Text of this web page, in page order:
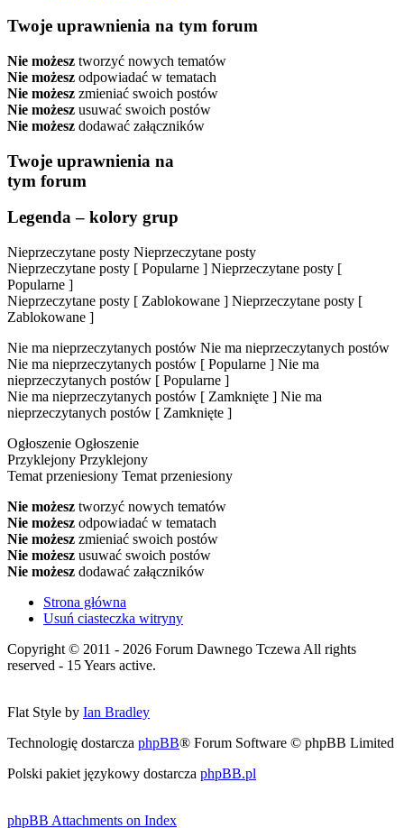
Twoje uprawnienia na tym forum
Nie możesz tworzyć nowych tematów
Nie możesz odpowiadać w tematach
Nie możesz zmieniać swoich postów
Nie możesz usuwać swoich postów
Nie możesz dodawać załączników
Twoje uprawnienia na
tym forum
Legenda – kolory grup
Nieprzeczytane posty Nieprzeczytane posty
Nieprzeczytane posty [ Popularne ] Nieprzeczytane posty [
Popularne ]
Nieprzeczytane posty [ Zablokowane ] Nieprzeczytane posty [
Zablokowane ]
Nie ma nieprzeczytanych postów Nie ma nieprzeczytanych postów
Nie ma nieprzeczytanych postów [ Popularne ] Nie ma
nieprzeczytanych postów [ Popularne ]
Nie ma nieprzeczytanych postów [ Zamknięte ] Nie ma
nieprzeczytanych postów [ Zamknięte ]
Ogłoszenie Ogłoszenie
Przyklejony Przyklejony
Temat przeniesiony Temat przeniesiony
Nie możesz tworzyć nowych tematów
Nie możesz odpowiadać w tematach
Nie możesz zmieniać swoich postów
Nie możesz usuwać swoich postów
Nie możesz dodawać załączników
Strona główna
Usuń ciasteczka witryny
Copyright © 2011 - 2026 Forum Dawnego Tczewa All rights
reserved - 15 Years active.
Flat Style by Ian Bradley
Technologię dostarcza phpBB® Forum Software © phpBB Limited
Polski pakiet językowy dostarcza phpBB.pl
phpBB Attachments on Index